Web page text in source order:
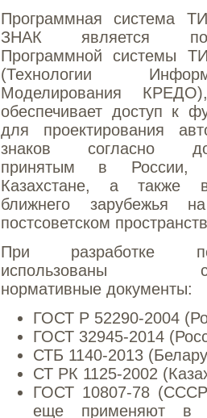
Программная система
ЗНАК является
Программной системы
(Технологии
Моделирования
обеспечивает доступ к
для проектирования
знаков согласно
принятым в России,
Казахстане, а также
ближнего зарубежья
постсоветском
При разработке
использованы
нормативные документы:
ГОСТ Р 52290-2004
ГОСТ 32945-2014
СТБ 1140-2013
СТ РК 1125-2002
ГОСТ 10807-78
еще применяют в